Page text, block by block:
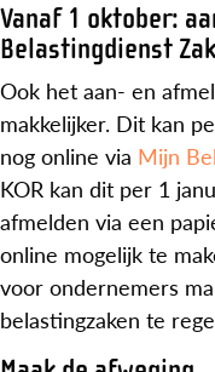
Vanaf 1 oktober:
Belastingdienst
Ook het aan- en
makkelijker. Dit kan
nog online via Mijn
KOR kan dit per 1
afmelden via een
online mogelijk te
voor ondernemers
belastingzaken te